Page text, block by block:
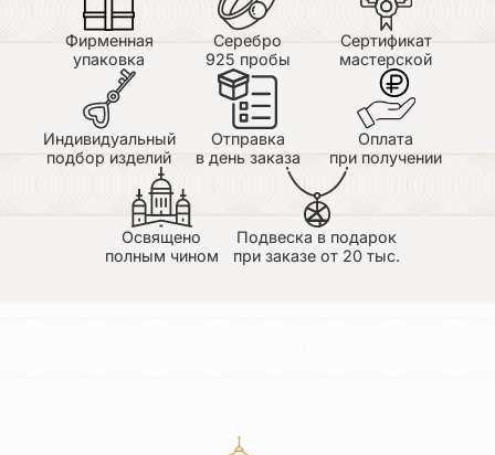
Фирменная
упаковка
Серебро
925 пробы
Сертификат
мастерской
Индивидуальный
подбор изделий
Отправка
в день заказа
Оплата
при получении
Освящено
полным чином
Подвеска в подарок
при заказе от 20 тыс.